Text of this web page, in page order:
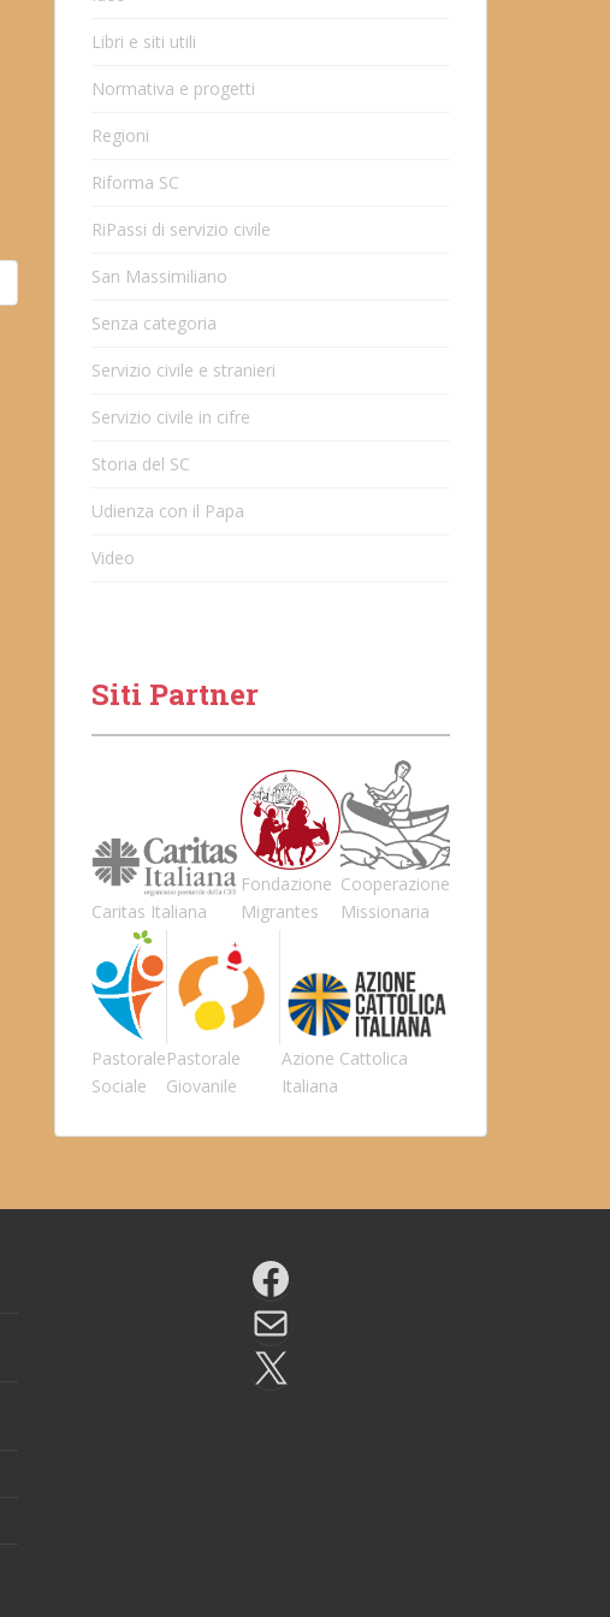
Libri e siti utili
Normativa e progetti
Regioni
Riforma SC
RiPassi di servizio civile
San Massimiliano
Senza categoria
Servizio civile e stranieri
Servizio civile in cifre
Storia del SC
Udienza con il Papa
Video
Siti Partner
Caritas Italiana
Fondazione
Migrantes
Cooperazione
Missionaria
Pastorale
Sociale
Pastorale
Giovanile
Azione Cattolica
Italiana
Facebook
Email
X